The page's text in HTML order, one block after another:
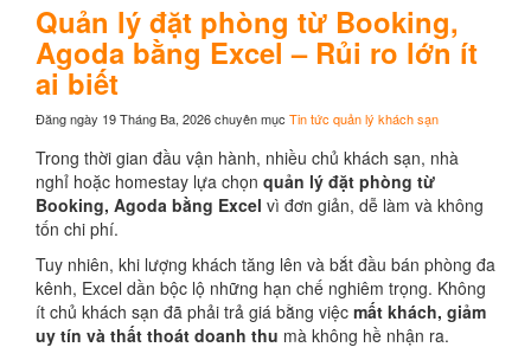
Quản lý đặt phòng từ Booking,
Agoda bằng Excel – Rủi ro lớn ít
ai biết
Đăng ngày 19 Tháng Ba, 2026chuyên mục Tin tức quản lý khách sạn
Trong thời gian đầu vận hành, nhiều chủ khách sạn, nhà
nghỉ hoặc homestay lựa chọn quản lý đặt phòng từ
Booking, Agoda bằng Excel vì đơn giản, dễ làm và không
tốn chi phí.
Tuy nhiên, khi lượng khách tăng lên và bắt đầu bán phòng đa
kênh, Excel dần bộc lộ những hạn chế nghiêm trọng. Không
ít chủ khách sạn đã phải trả giá bằng việc mất khách, giảm
uy tín và thất thoát doanh thu mà không hề nhận ra.